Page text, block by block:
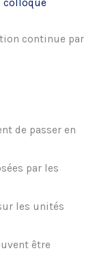
colloque
continue par
de passer en
par les
les unités
être